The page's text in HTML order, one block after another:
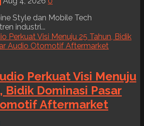
Style dan Mobile Tech
industri...
Perkuat Visi Menuju
Bidik Dominasi Pasar
Aftermarket